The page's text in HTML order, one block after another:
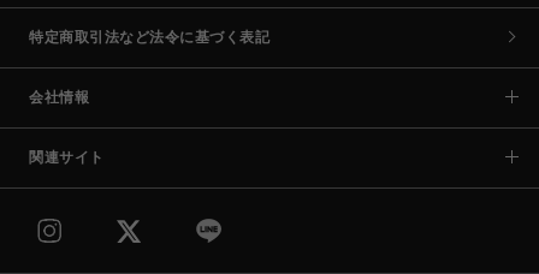
特定商取引法など法令に基づく表記
会社情報
関連サイト